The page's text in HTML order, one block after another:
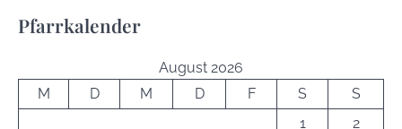
Pfarrkalender
August 2026
M
D M D F S
S
1
2